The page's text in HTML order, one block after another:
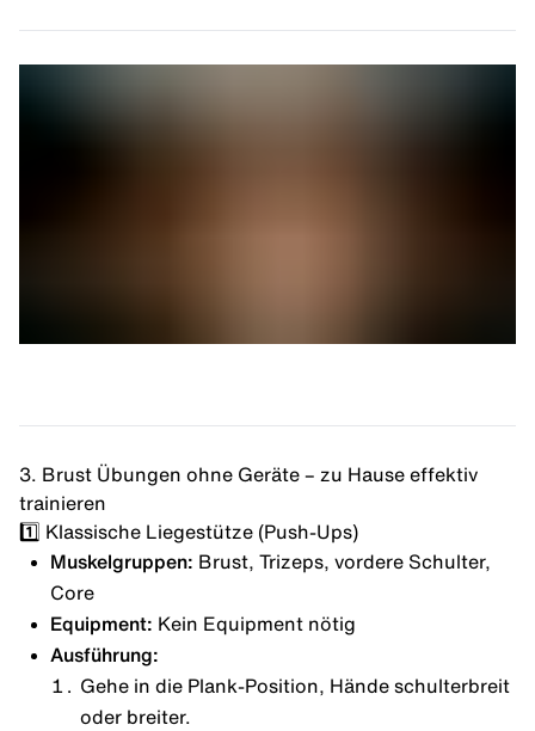
3. Brust Übungen ohne Geräte – zu Hause effektiv
trainieren
1️⃣ Klassische Liegestütze (Push-Ups)
Muskelgruppen: Brust, Trizeps, vordere Schulter,
Core
Equipment: Kein Equipment nötig
Ausführung:
Gehe in die Plank-Position , Hände schulterbreit
oder breiter.